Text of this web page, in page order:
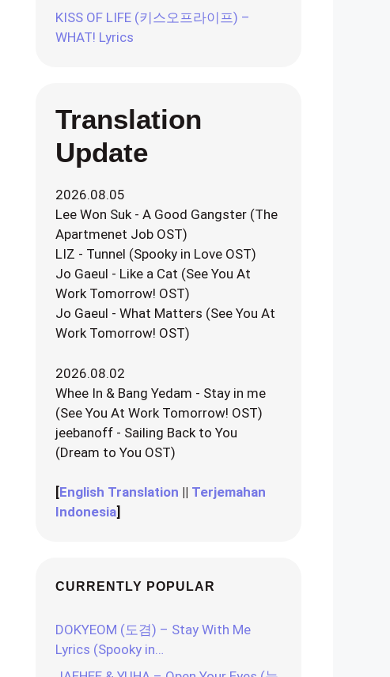
KISS OF LIFE (키스오프라이프) –
WHAT! Lyrics
Translation
Update
2026.08.05
Lee Won Suk - A Good Gangster (The
Apartmenet Job OST)
LIZ - Tunnel (Spooky in Love OST)
Jo Gaeul - Like a Cat (See You At
Work Tomorrow! OST)
Jo Gaeul - What Matters (See You At
Work Tomorrow! OST)
2026.08.02
Whee In & Bang Yedam - Stay in me
(See You At Work Tomorrow! OST)
jeebanoff - Sailing Back to You
(Dream to You OST)
[English Translation || Terjemahan
Indonesia]
CURRENTLY POPULAR
DOKYEOM (도겸) – Stay With Me
Lyrics (Spooky in…